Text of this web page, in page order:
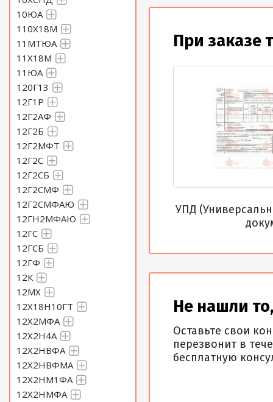
10ЮА
110Х18М
11МТЮА
11Х18М
11ЮА
120Г13
12Г1Р
12Г2АФ
12Г2Б
12Г2МФТ
12Г2С
12Г2СБ
12Г2СМФ
12Г2СМФАЮ
12ГН2МФАЮ
12ГС
12ГСБ
12ГФ
12К
12МХ
12Х18Н10ГТ
12Х2МФА
12Х2Н4А
12Х2НВФА
12Х2НВФМА
12Х2НМ1ФА
12Х2НМФА
При заказе
УПД
Не нашли
Оставьте свои
перезвонит в
бесплатную